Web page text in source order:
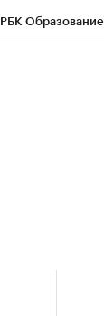
РБК Образование